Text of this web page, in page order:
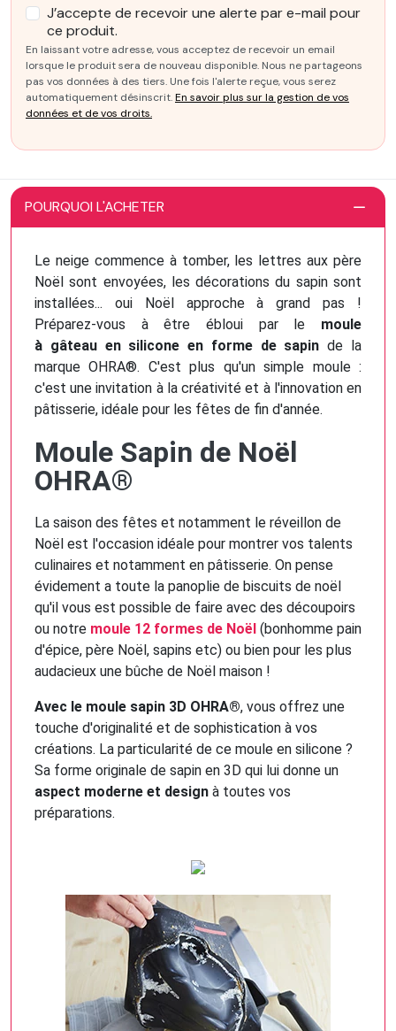
J’accepte de recevoir une alerte par e-mail pour
ce produit.
En laissant votre adresse, vous acceptez de recevoir un email
lorsque le produit sera de nouveau disponible. Nous ne partageons
pas vos données à des tiers. Une fois l'alerte reçue, vous serez
automatiquement désinscrit.En savoir plus sur la gestion de vos
données et de vos droits.
POURQUOI L'ACHETER
Le neige commence à tomber, les lettres aux père
Noël sont envoyées, les décorations du sapin sont
installées... oui Noël approche à grand pas !
Préparez-vous à être ébloui par le moule
à gâteau en silicone en forme de sapin de la
marque OHRA®. C'est plus qu'un simple moule :
c'est une invitation à la créativité et à l'innovation en
pâtisserie, idéale pour les fêtes de fin d'année.
Moule Sapin de Noël
OHRA®
La saison des fêtes et notamment le réveillon de
Noël est l'occasion idéale pour montrer vos talents
culinaires et notamment en pâtisserie. On pense
évidement a toute la panoplie de biscuits de noël
qu'il vous est possible de faire avec des découpoirs
ou notre moule 12 formes de Noël (bonhomme pain
d'épice, père Noël, sapins etc) ou bien pour les plus
audacieux une bûche de Noël maison !
Avec le moule sapin 3D OHRA®, vous offrez une
touche d'originalité et de sophistication à vos
créations. La particularité de ce moule en silicone ?
Sa forme originale de sapin en 3D qui lui donne un
aspect moderne et design à toutes vos
préparations.